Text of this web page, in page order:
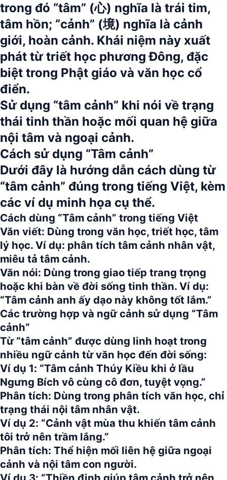
trong đó “tâm” (心) nghĩa là trái tim,
tâm hồn; “cảnh” (境) nghĩa là cảnh
giới, hoàn cảnh. Khái niệm này xuất
phát từ triết học phương Đông, đặc
biệt trong Phật giáo và văn học cổ
điển.
Sử dụng “tâm cảnh” khi nói về trạng
thái tinh thần hoặc mối quan hệ giữa
nội tâm và ngoại cảnh.
Cách sử dụng “Tâm cảnh”
Dưới đây là hướng dẫn cách dùng từ
“tâm cảnh” đúng trong tiếng Việt, kèm
các ví dụ minh họa cụ thể.
Cách dùng “Tâm cảnh” trong tiếng Việt
Văn viết: Dùng trong văn học, triết học, tâm
lý học. Ví dụ: phân tích tâm cảnh nhân vật,
miêu tả tâm cảnh.
Văn nói: Dùng trong giao tiếp trang trọng
hoặc khi bàn về đời sống tinh thần. Ví dụ:
“Tâm cảnh anh ấy dạo này không tốt lắm.”
Các trường hợp và ngữ cảnh sử dụng “Tâm
cảnh”
Từ “tâm cảnh” được dùng linh hoạt trong
nhiều ngữ cảnh từ văn học đến đời sống:
Ví dụ 1: “Tâm cảnh Thúy Kiều khi ở lầu
Ngưng Bích vô cùng cô đơn, tuyệt vọng.”
Phân tích: Dùng trong phân tích văn học, chỉ
trạng thái nội tâm nhân vật.
Ví dụ 2: “Cảnh vật mùa thu khiến tâm cảnh
tôi trở nên trầm lắng.”
Phân tích: Thể hiện mối liên hệ giữa ngoại
cảnh và nội tâm con người.